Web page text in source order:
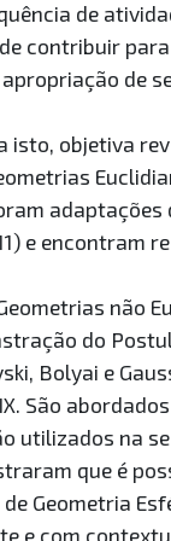
de
contribuir
de
isto, objetiva
adaptações
e
não
do
Bolyai e
São
utilizados na
que é
Geometria
e com